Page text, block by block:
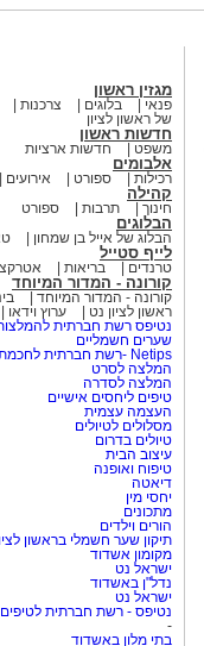
מגזין ראשון
פנאי בלוגים צרכנות
של ראשון לציון
חדשות ראשון
משפט חדשות ארציות
אלבומים
רכילות ספורט אירועים
קהילה
חינוך תרבות ספורט
הבלוגים
הבלוג של אייל בן שמחון
לייף סטייל
טרנדים בריאות
קורונה - המדור המיוחד
קורונה - המדור המיוחד
ראשון לציון נט
ערוץ וידאו
נטיפס רשת חברתית
שערים חשמליים
Netips -רשת חברתית לחכמת ההמונים
המלצה לסרט
המלצה לסדרה
טיפים ליחסים אישיים
העצמה עצמית
מסלולים לטיולים
טיולים בדרום
עיצוב הבית
טיפוח ואופנה
דיאטה
יחסי מין
מתכונים
הורים וילדים
תיקון שער חשמלי בראשון
מקומון אשדוד
ישראל נט
נדל"ן באשדוד
ישראל נט
נטיפס - רשת חברתית
-
בתי מלון באשדוד